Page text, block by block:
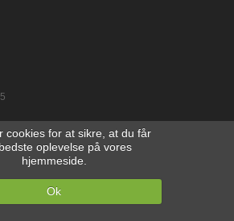
cookies for at sikre, at du får
oplevelse på vores
hjemmeside.
Ok